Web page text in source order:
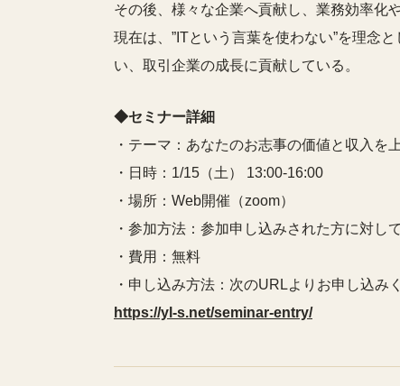
その後、様々な企業へ貢献し、業務効率化
現在は、”ITという言葉を使わない”を理念
い、取引企業の成長に貢献している。
◆セミナー詳細
・テーマ：あなたのお志事の価値と収入を
・日時：1/15（土） 13:00-16:00
・場所：Web開催（zoom）
・参加方法：参加申し込みされた方に対し
・費用：無料
・申し込み方法：次のURLよりお申し込み
https://yl-s.net/seminar-entry/